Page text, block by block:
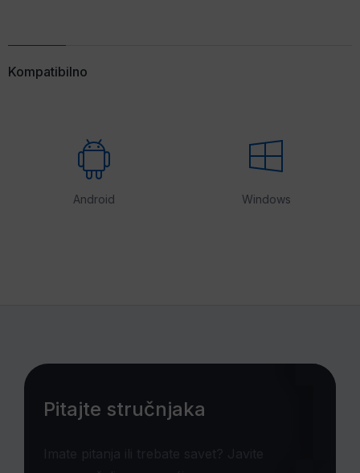
Kompatibilno
Android Windows
Pitajte stručnjaka